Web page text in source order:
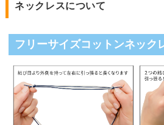
ネックレスについて
フリーサイズコットンネック